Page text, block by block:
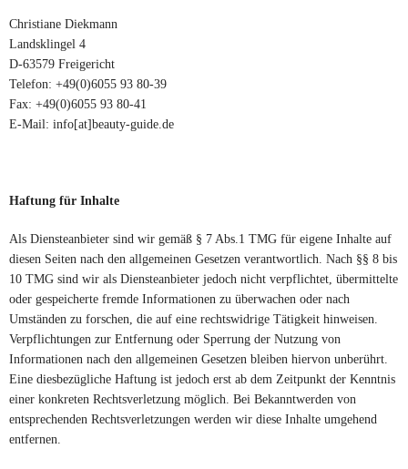
Christiane Diekmann
Landsklingel 4
D-63579 Freigericht
Telefon: +49(0)6055 93 80-39
Fax: +49(0)6055 93 80-41
E-Mail: info[at]beauty-guide.de
Haftung für Inhalte
Als Diensteanbieter sind wir gemäß § 7 Abs.1 TMG für eigene Inhalte auf
diesen Seiten nach den allgemeinen Gesetzen verantwortlich. Nach §§ 8 bis
10 TMG sind wir als Diensteanbieter jedoch nicht verpflichtet, übermittelte
oder gespeicherte fremde Informationen zu überwachen oder nach
Umständen zu forschen, die auf eine rechtswidrige Tätigkeit hinweisen.
Verpflichtungen zur Entfernung oder Sperrung der Nutzung von
Informationen nach den allgemeinen Gesetzen bleiben hiervon unberührt.
Eine diesbezügliche Haftung ist jedoch erst ab dem Zeitpunkt der Kenntnis
einer konkreten Rechtsverletzung möglich. Bei Bekanntwerden von
entsprechenden Rechtsverletzungen werden wir diese Inhalte umgehend
entfernen.